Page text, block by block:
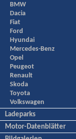
BMW
Dacia
Fiat
Ford
Hyundai
Mercedes-Benz
Opel
Peugeot
Renault
Skoda
Toyota
Volkswagen
Ladeparks
Motor-Datenblätter